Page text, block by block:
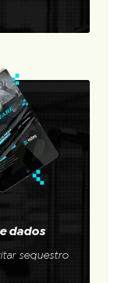
dados
sequestro